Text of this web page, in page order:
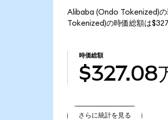
Alibaba (Ondo Tokenized)の
Tokenized)の時価総額は
時価総額
$327.08
さらに統計を見る